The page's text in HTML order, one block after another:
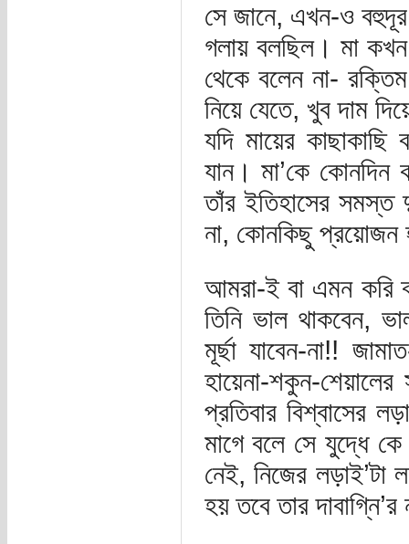
সে জানে, এখন-ও
গলায় বলছিল। মা
থেকে বলেন না-
নিয়ে যেতে, খুব দাম
যদি মায়ের
যান। মা’কে কোনদিন
তাঁর ইতিহাসের সমস্ত
না, কোনকিছু প্রয়োজন
আমরা-ই বা এমন করি
তিনি ভাল থাকবেন,
মূর্ছা যাবেন-না!!
হায়েনা-শকুন-
প্রতিবার বিশ্বাসের
মাগে বলে সে যুদ্ধে
নেই, নিজের লড়াই’টা
হয় তবে তার